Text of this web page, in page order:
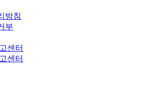
방침
부
센터
센터